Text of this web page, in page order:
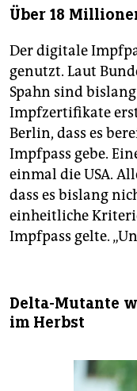
Über 18
Der digitale
genutzt. Laut
Spahn sind
Impfzertifikate
Berlin, dass es
Impfpass gebe.
einmal die USA.
dass es bislang
einheitliche
Impfpass gelte.
Delta-Mutante
im Herbst